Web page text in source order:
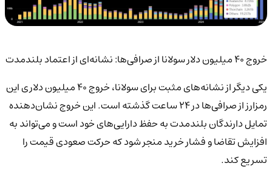
خروج ۴۰ میلیون دلار سولانا از صرافی‌ها: نشانه‌ای از اعتماد بلندمدت
یکی دیگر از نشانه‌های مثبت برای سولانا، خروج ۴۰ میلیون دلاری این
رمزارز از صرافی‌ها در ۲۴ ساعت گذشته است. این خروج نشان‌دهنده
تمایل دارندگان بلندمدت به حفظ دارایی‌های خود است و می‌تواند به
افزایش تقاضا و فشار خرید منجر شود که حرکت صعودی قیمت را
تسریع کند.